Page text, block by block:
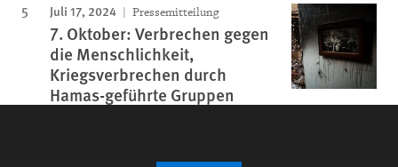
Juli 17, 2024 Pressemitteilung
7. Oktober: Verbrechen gegen
die Menschlichkeit,
Kriegsverbrechen durch
Hamas-geführte Gruppen